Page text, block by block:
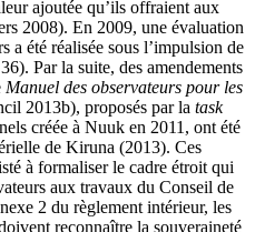
ajoutée qu’ils offraient aux
2008). En 2009, une évaluation
a été réalisée sous l’impulsion de
Par la suite, des amendements
Manuel des observateurs pour les
2013b), proposés par la task
créée à Nuuk en 2011, ont été
de Kiruna (2013). Ces
à formaliser le cadre étroit qui
aux travaux du Conseil de
2 du règlement intérieur, les
reconnaître la souveraineté